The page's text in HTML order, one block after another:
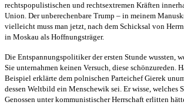
rechtspopulistischen und rechtsextremen Kräften
Union. Der unberechenbare Trump – in meinem
vielleicht muss man jetzt, nach dem Schicksal von
in Moskau als Hoffnungsträger.
Die Entspannungspolitiker der ersten Stunde wussten,
Sie unternahmen keinen Versuch, diese schönzureden.
Beispiel erklärte dem polnischen Parteichef Gierek
dessen Weltbild ein Menschewik sei. Er wisse, welches
Genossen unter kommunistischer Herrschaft erlitten